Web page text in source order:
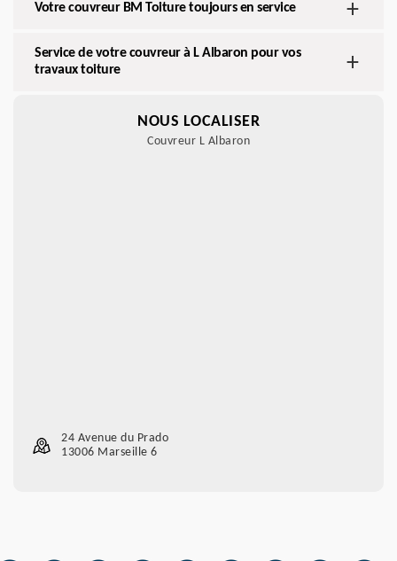
Votre couvreur BM Toiture toujours en service
Service de votre couvreur à L Albaron pour vos
travaux toiture
NOUS LOCALISER
Couvreur L Albaron
24 Avenue du Prado
13006 Marseille 6